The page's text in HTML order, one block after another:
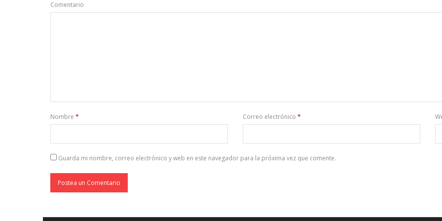
Comentario
Nombre * Correo electrónico *
Guarda mi nombre, correo electrónico y web en este navegador para la próxima vez que comente.